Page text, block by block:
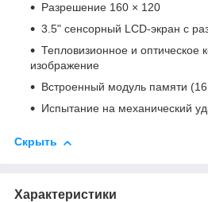
Разрешение 160 × 120
3.5ʺ сенсорный LCD-экран с
Тепловизионное и оптическое
изображение
Встроенный модуль памяти
Испытание на механический
Скрыть
Характеристики